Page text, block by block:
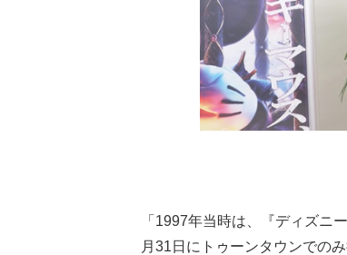
「1997年当時は、『ディズニ
月31日にトゥーンタウンでの